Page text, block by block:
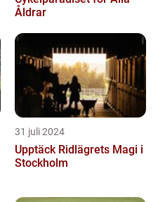
Åldrar
31 juli 2024
Upptäck Ridlägrets Magi i
Stockholm